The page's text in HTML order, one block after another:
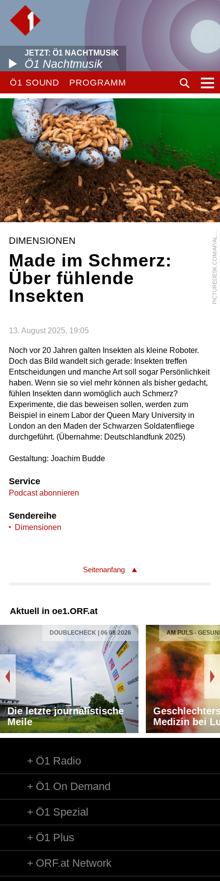
JETZT: Ö1 NACHTMUSIK
Ö1 Nachtmusik
Ö1 SOUND PROGRAMM
P
I
C
T
U
R
E
D
E
S
K
.
C
O
M
/
A
P
/
A
L
E
K
S
F
U
R
T
U
L
A
DIMENSIONEN
Made im Schmerz:
Über fühlende
Insekten
13. August 2025, 19:05
Noch vor 20 Jahren galten Insekten als kleine Roboter.
Doch das Bild wandelt sich gerade: Insekten treffen
Entscheidungen und manche Art soll sogar Persönlichkeit
haben. Wenn sie so viel mehr können als bisher gedacht,
fühlen Insekten dann womöglich auch Schmerz?
Experimente, die das beweisen sollen, werden zum
Beispiel in einem Labor der Queen Mary University in
London an den Maden der Schwarzen Soldatenfliege
durchgeführt. (Übernahme: Deutschlandfunk 2025)
Gestaltung: Joachim Budde
Service
Podcast abonnieren
Sendereihe
Dimensionen
Seitenanfang
Aktuell in oe1.ORF.at
DOUBLECHECK | 06 08 2026
Die letzte journalistische
Meile
AM PULS -
Medizin bei
Ö1 Radio
Ö1 On Demand
Ö1 Spezial
Ö1 Plus
ORF.at Network